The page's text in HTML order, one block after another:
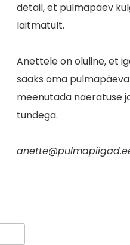
detail, et pulmapäev
laitmatult.
Anettele on oluline, et
saaks oma
meenutada naeratuse
tundega.